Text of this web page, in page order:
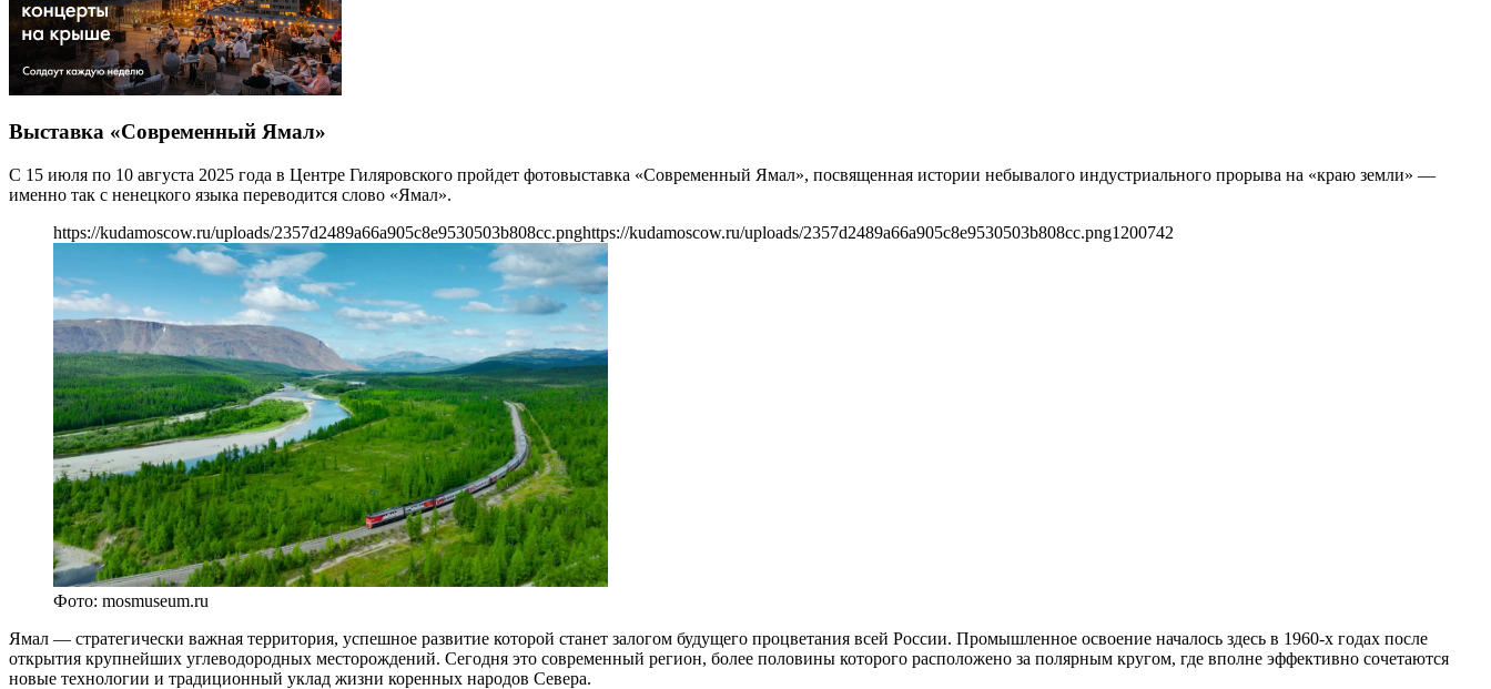
Выставка «Современный Ямал»
С 15 июля по 10 августа 2025 года в Центре Гиляровского пройдет фотовыставка «Современный Ямал», посвященная истории небывалого индустриального прорыва на «краю земли» —
именно так с ненецкого языка переводится слово «Ямал».
https://kudamoscow.ru/uploads/2357d2489a66a905c8e9530503b808cc.pnghttps://kudamoscow.ru/uploads/2357d2489a66a905c8e9530503b808cc.png1200742
Фото: mosmuseum.ru
Ямал — стратегически важная территория, успешное развитие которой станет залогом будущего процветания всей России. Промышленное освоение началось здесь в 1960-х годах после
открытия крупнейших углеводородных месторождений. Сегодня это современный регион, более половины которого расположено за полярным кругом, где вполне эффективно сочетаются
новые технологии и традиционный уклад жизни коренных народов Севера.